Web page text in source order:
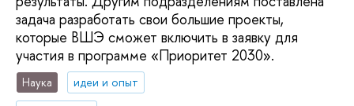
задача разработать свои большие проекты,
которые ВШЭ сможет включить в заявку для
участия в программе «Приоритет 2030».
Наука
идеи и опыт